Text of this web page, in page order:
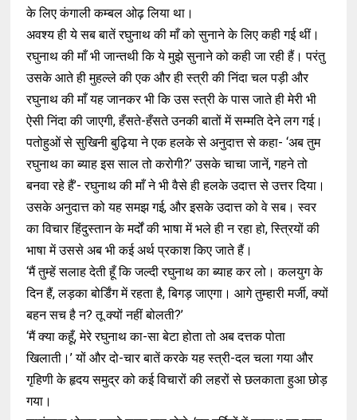
के लिए कंगाली कम्बल ओढ़ लिया था।
अवश्य ही ये सब बातें रघुनाथ की माँ को सुनाने के लिए कही गई थीं।
रघुनाथ की माँ भी जान्तथी कि ये मुझे सुनाने को कही जा रही हैं। परंतु
उसके आते ही मुहल्ले की एक और ही स्त्री की निंदा चल पड़ी और
रघुनाथ की माँ यह जानकर भी कि उस स्त्री के पास जाते ही मेरी भी
ऐसी निंदा की जाएगी, हँसते-हँसते उनकी बातों में सम्मति देने लग गई।
पतोहुओं से सुखिनी बुढ़िया ने एक हलके से अनुदात्त से कहा- ‘अब तुम
रघुनाथ का ब्याह इस साल तो करोगी?’ उसके चाचा जानें, गहने तो
बनवा रहे हैं’- रघुनाथ की माँ ने भी वैसे ही हलके उदात्त से उत्तर दिया।
उसके अनुदात्त को यह समझ गई, और इसके उदात्त को वे सब। स्वर
का विचार हिंदुस्तान के मर्दों की भाषा में भले ही न रहा हो, स्त्रियों की
भाषा में उससे अब भी कई अर्थ प्रकाश किए जाते हैं।
‘मैं तुम्हें सलाह देती हूँ कि जल्दी रघुनाथ का ब्याह कर लो। कलयुग के
दिन हैं, लड़का बोर्डिंग में रहता है, बिगड़ जाएगा। आगे तुम्हारी मर्जी, क्यों
बहन सच है न? तू क्यों नहीं बोलती?’
‘मैं क्या कहूँ, मेरे रघुनाथ का-सा बेटा होता तो अब दत्तक पोता
खिलाती।’ यों और दो-चार बातें करके यह स्त्री-दल चला गया और
गृहिणी के हृदय समुद्र को कई विचारों की लहरों से छलकाता हुआ छोड़
गया।